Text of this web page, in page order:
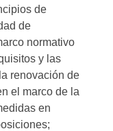
de
de
normativo
y las
renovación de
el marco de la
en